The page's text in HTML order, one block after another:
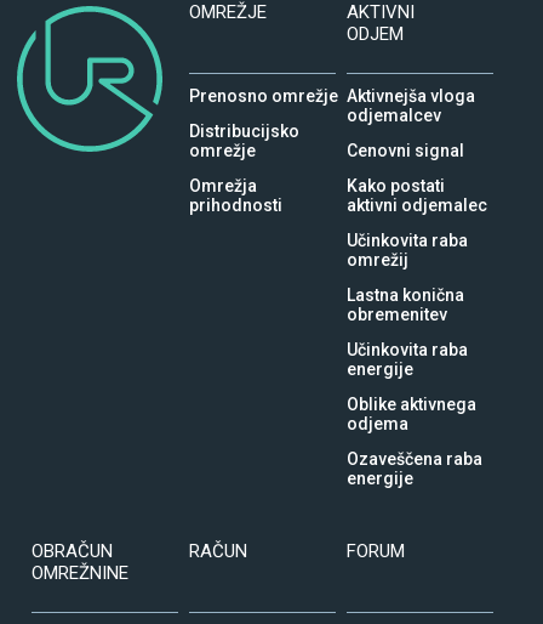
OMREŽJE
Prenosno omrežje
Distribucijsko
omrežje
Omrežja
prihodnosti
AKTIVNI
ODJEM
Aktivnejša vloga
odjemalcev
Cenovni signal
Kako postati
aktivni odjemalec
Učinkovita raba
omrežij
Lastna konična
obremenitev
Učinkovita raba
energije
Oblike aktivnega
odjema
Ozaveščena raba
energije
OBRAČUN
OMREŽNINE
RAČUN FORUM